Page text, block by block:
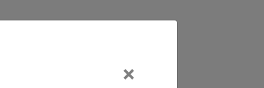
×